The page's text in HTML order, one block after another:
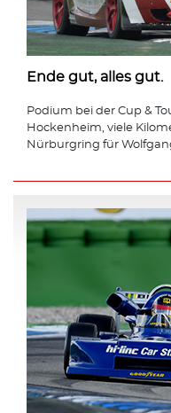
Ende gut, alles gut.
Podium bei der Cup &
Hockenheim, viele
Nürburgring für